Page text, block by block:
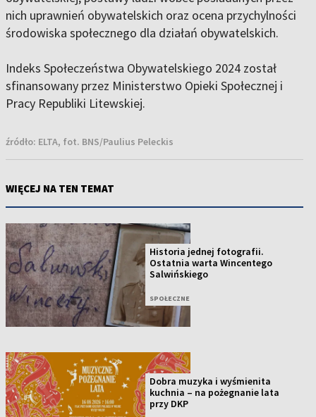
nich uprawnień obywatelskich oraz ocena przychylności
środowiska społecznego dla działań obywatelskich.
Indeks Społeczeństwa Obywatelskiego 2024 został
sfinansowany przez Ministerstwo Opieki Społecznej i
Pracy Republiki Litewskiej.
źródło: ELTA, fot. BNS/Paulius Peleckis
WIĘCEJ NA TEN TEMAT
Historia jednej fotografii.
Ostatnia warta Wincentego
Salwińskiego
SPOŁECZNE
Dobra muzyka i wyśmienita
kuchnia – na pożegnanie lata
przy DKP